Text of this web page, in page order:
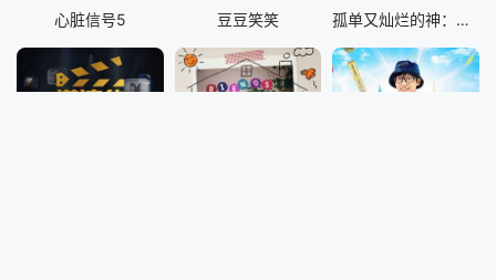
心脏信号5 豆豆笑笑 孤单又灿烂的神：鬼怪十周年特辑